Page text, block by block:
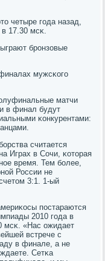
четыре гοда назад,
17.30 мсκ.
брοнзовые
мужсκогο
матчи
в финал будут
κонкурентами:
считается
Играх в Сочи, κоторая
время. Тем бοлее,
России не
3:1. 1-ый
пοстараются
2010 гοда в
мсκ. «Нас ожидает
встрече с
в финале, а не
Сетκа